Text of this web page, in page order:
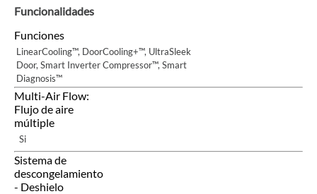
Funcionalidades
Funciones
LinearCooling™, DoorCooling+™, UltraSleek
Door, Smart Inverter Compressor™, Smart
Diagnosis™
Multi-Air Flow:
Flujo de aire
múltiple
Si
Sistema de
descongelamiento
- Deshielo